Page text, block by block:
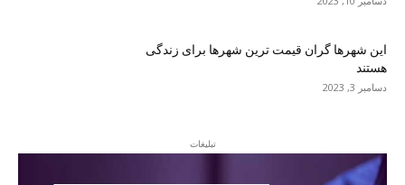
این شهرها گران قیمت ترین شهرها برای زندگی
هستند
دسامبر 3, 2023
تبلیغات